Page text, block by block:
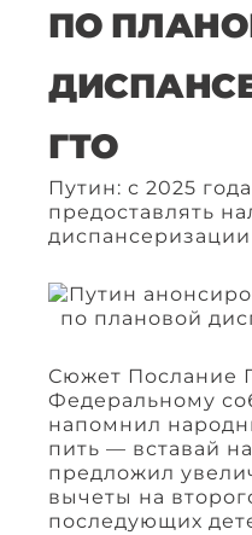
ПО
ГТО
Путин: с 2025
предоставлять
Сюжет Послание
Федеральному
напомнил
пить — вставай
предложил
вычеты на
последующих